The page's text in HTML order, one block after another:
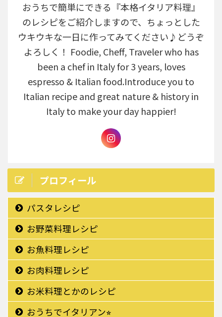
おうちで簡単にできる『本格イタリア料理』
のレシピをご紹介しますので、ちょっとした
ウキウキな一日に作ってみてください♪どうぞ
よろしく！ Foodie, Cheff, Traveler who has
been a chef in Italy for 3 years, loves
espresso & Italian food.Introduce you to
Italian recipe and great nature & history in
Italy to make your day happier!
プロフィール
パスタレシピ
お野菜料理レシピ
お魚料理レシピ
お肉料理レシピ
お米料理とかのレシピ
おうちでイタリアン⭐︎